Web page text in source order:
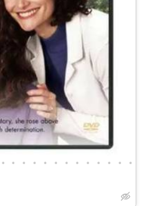
• • • • • • • • • • • • •